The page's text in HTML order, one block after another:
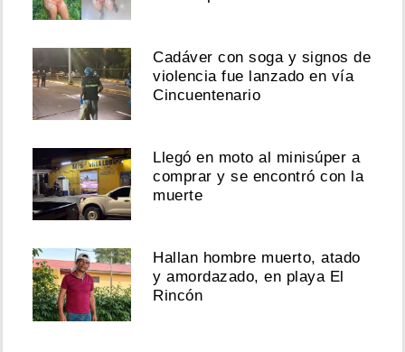
Cadáver con soga y signos de
violencia fue lanzado en vía
Cincuentenario
Llegó en moto al minisúper a
comprar y se encontró con la
muerte
Hallan hombre muerto, atado
y amordazado, en playa El
Rincón